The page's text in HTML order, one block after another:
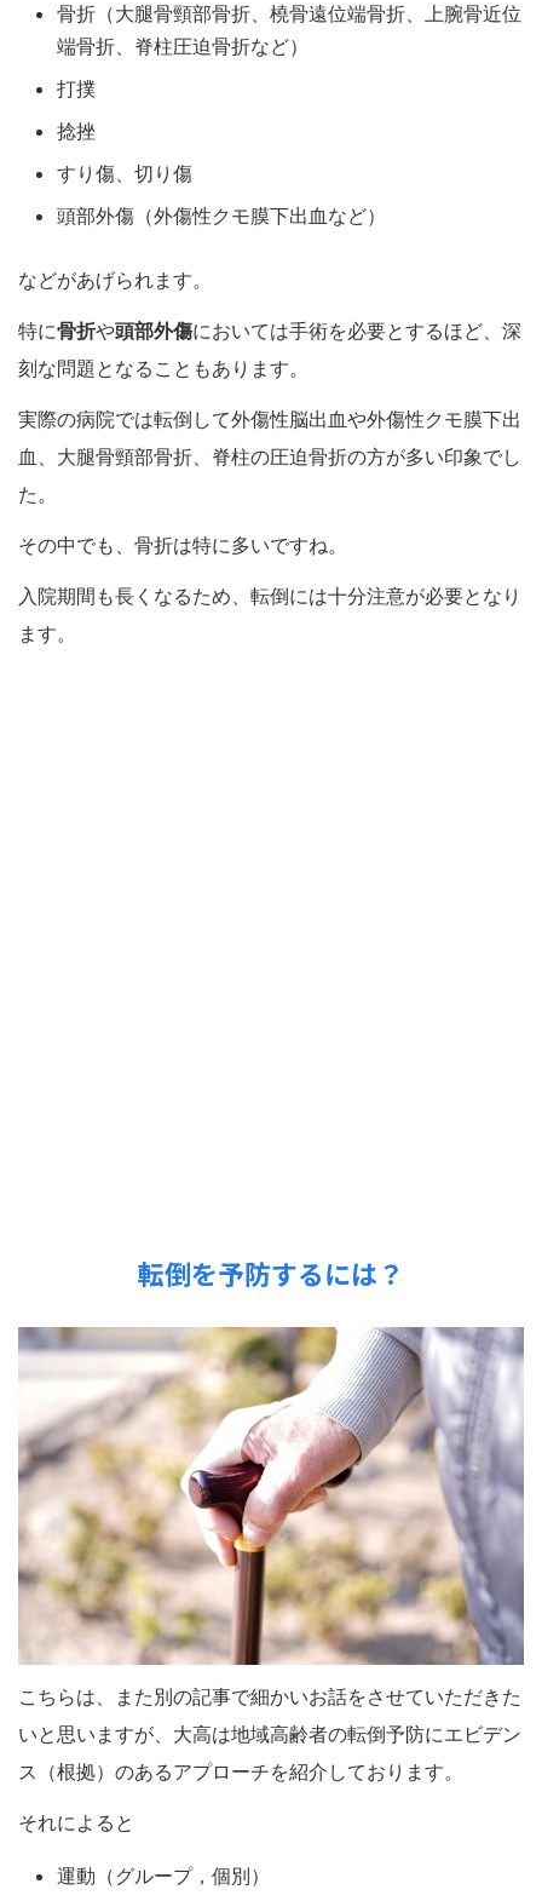
骨折（大腿骨頸部骨折、橈骨遠位端骨折、上腕骨近位
端骨折、脊柱圧迫骨折など）
打撲
捻挫
すり傷、切り傷
頭部外傷（外傷性クモ膜下出血など）
などがあげられます。
特に骨折や頭部外傷においては手術を必要とするほど、深
刻な問題となることもあります。
実際の病院では転倒して外傷性脳出血や外傷性クモ膜下出
血、大腿骨頸部骨折、脊柱の圧迫骨折の方が多い印象でし
た。
その中でも、骨折は特に多いですね。
入院期間も長くなるため、転倒には十分注意が必要となり
ます。
転倒を予防するには？
こちらは、また別の記事で細かいお話をさせていただきた
いと思いますが、大高は地域高齢者の転倒予防にエビデン
ス（根拠）のあるアプローチを紹介しております。
それによると
運動（グループ，個別）